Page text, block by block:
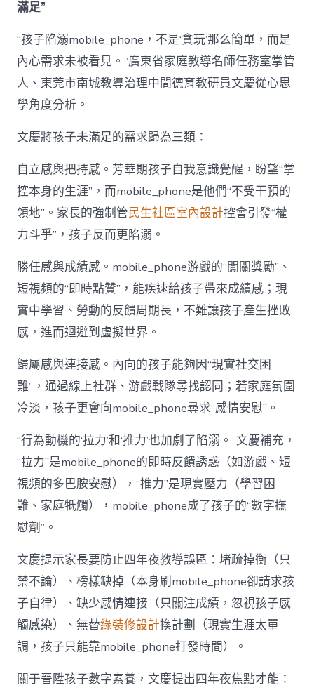
滿足”
“孩子陷溺mobile_phone，不是‘貪玩’那么簡單，而是
內心需求未被看見。”廣東省家庭教導名師任務室掌管
人、東莞市南城教導治理中間德育教研員文慶從心思
學角度分析。
文慶將孩子未滿足的需求歸為三類：
自立感與把持感。芳華期孩子自我意識覺醒，盼望“掌
控本身的生涯”，而mobile_phone是他們“不受干預的
領地”。家長的強制管民生社區室內設計控會引發“權
力斗爭”，孩子反而更陷溺。
勝任感與成績感。mobile_phone游戲的“闖關獎勵”、
短視頻的“即時點贊”，能疾速給孩子帶來成績感；現
實中學習、勞動的反饋周期長，不難讓孩子產生挫敗
感，進而迴避到虛擬世界。
歸屬感與連接感。內向的孩子能夠因“現實社交困
難”，通過線上社群、游戲戰隊尋找認同；若家庭氛圍
冷淡，孩子更會向mobile_phone尋求“感情安慰”。
“行為動機的‘拉力’和‘推力’也加劇了陷溺。”文慶補充，
“拉力”是mobile_phone的即時反饋誘惑（如游戲、短
視頻的多巴胺安慰），“推力”是現實壓力（學習困
難、家庭牴觸），mobile_phone成了孩子的“數字撫
慰劑”。
文慶提示家長要防止四年夜教導誤區：堵疏掉衡（只
禁不論）、榜樣缺掉（本身刷mobile_phone卻請求孩
子自律）、缺少感情連接（只關注成績，忽視孩子感
觸感染）、無替綠裝修設計換計劃（現實生涯太單
調，孩子只能靠mobile_phone打發時間）。
關于晉陞孩子數字素養，文慶提出四年夜焦點才能：